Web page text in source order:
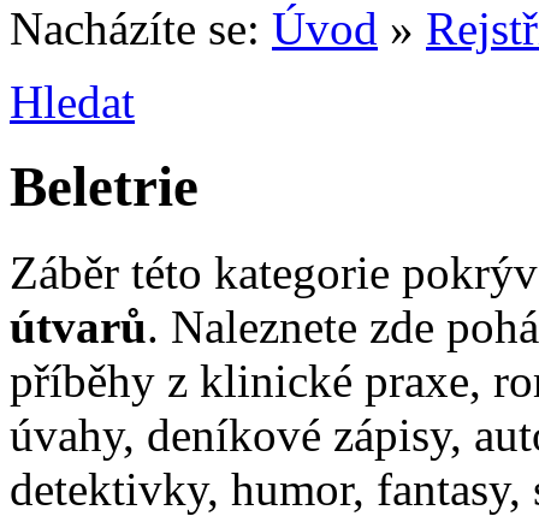
Nacházíte se: Úvod »
Hledat
Beletrie
Záběr této kategorie
útvarů. Naleznete zde
příběhy z klinické praxe,
úvahy, deníkové zápisy,
detektivky, humor,